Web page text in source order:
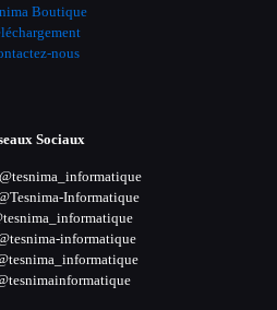
Boutique
nous
Sociaux
Informatique
informatique